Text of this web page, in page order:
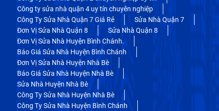
Công ty sửa nhà quận 4 uy tín chuyên nghiệp
Công Ty Sửa Nhà Quận 7 Giá Rẻ
Sửa Nhà Quận 7
Đơn Vị Sửa Nhà Quận 8
Sửa Nhà Quận 8
Đơn Vị Sửa Nhà Huyện Bình Chánh.
Báo Giá Sửa Nhà Huyện Bình Chánh
Đơn Vị Sửa Nhà Huyện Nhà Bè
Báo Giá Sửa Nhà Huyện Nhà Bè
Sửa Nhà Huyện Nhà Bè
Công Ty Sửa Nhà Huyện Nhà Bè
Công Ty Sửa Nhà Huyện Bình Chánh